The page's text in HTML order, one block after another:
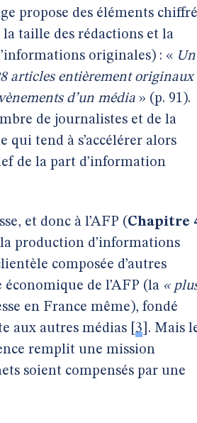
propose des éléments
taille des rédactions et la
originales) : « Un
articles entièrement originaux
d’un média » (p. 91).
de journalistes et de la
tend à s’accélérer alors
de la part d’information
et donc à l’AFP (Chapitre
la production d’informations
composée d’autres
de l’AFP (la «
en France même), fondé
aux autres médias 3 . Mais
remplit une mission
soient compensés par une